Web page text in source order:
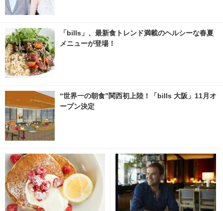
「bills」、最新食トレンド満載のヘルシーな春夏
メニューが登場！
“世界一の朝食”関西初上陸！「bills 大阪」11月オ
ープン決定